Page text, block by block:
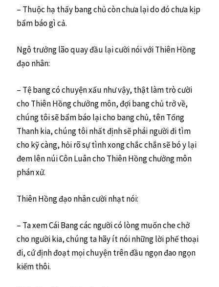
– Thuộc hạ thấy bang chủ còn chưa lại do đó chưa kịp
bẩm báo gì cả.
Ngô trưởng lão quay đầu lại cười nói với Thiên Hồng
đạo nhân:
– Tệ bang có chuyện xấu như vậy, thật làm trò cười
cho Thiên Hồng chưởng môn, đợi bang chủ trở về,
chúng tôi sẽ bẩm báo lại cho bang chủ, tên Tống
Thanh kia, chúng tôi nhất định sẽ phái người đi tìm
cho kỹ càng, hỏi rõ sự tình xong chắc chắn sẽ bó y lại
đem lên núi Côn Luân cho Thiên Hồng chưởng môn
phán xử.
Thiên Hồng đạo nhân cười nhạt nói:
– Ta xem Cái Bang các người có lòng muốn che chở
cho người kia, chúng ta hãy ít nói những lời phế thoại
đi, cứ định đoạt mọi chuyện trên đầu ngọn đao ngọn
kiếm thôi.